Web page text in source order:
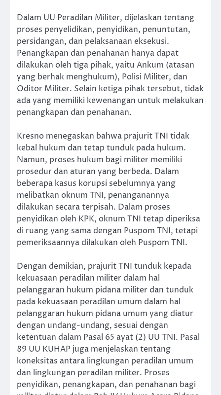
Dalam UU Peradilan Militer, dijelaskan tentang
proses penyelidikan, penyidikan, penuntutan,
persidangan, dan pelaksanaan eksekusi.
Penangkapan dan penahanan hanya dapat
dilakukan oleh tiga pihak, yaitu Ankum (atasan
yang berhak menghukum), Polisi Militer, dan
Oditor Militer. Selain ketiga pihak tersebut, tidak
ada yang memiliki kewenangan untuk melakukan
penangkapan dan penahanan.
Kresno menegaskan bahwa prajurit TNI tidak
kebal hukum dan tetap tunduk pada hukum.
Namun, proses hukum bagi militer memiliki
prosedur dan aturan yang berbeda. Dalam
beberapa kasus korupsi sebelumnya yang
melibatkan oknum TNI, penanganannya
dilakukan secara terpisah. Dalam proses
penyidikan oleh KPK, oknum TNI tetap diperiksa
di ruang yang sama dengan Puspom TNI, tetapi
pemeriksaannya dilakukan oleh Puspom TNI.
Dengan demikian, prajurit TNI tunduk kepada
kekuasaan peradilan militer dalam hal
pelanggaran hukum pidana militer dan tunduk
pada kekuasaan peradilan umum dalam hal
pelanggaran hukum pidana umum yang diatur
dengan undang-undang, sesuai dengan
ketentuan dalam Pasal 65 ayat (2) UU TNI. Pasal
89 UU KUHAP juga menjelaskan tentang
koneksitas antara lingkungan peradilan umum
dan lingkungan peradilan militer. Proses
penyidikan, penangkapan, dan penahanan bagi